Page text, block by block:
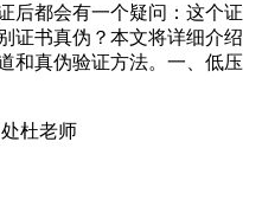
后都会有一个疑问：这个证
证书真伪？本文将详细介绍
和真伪验证方法。一、低压
杜老师